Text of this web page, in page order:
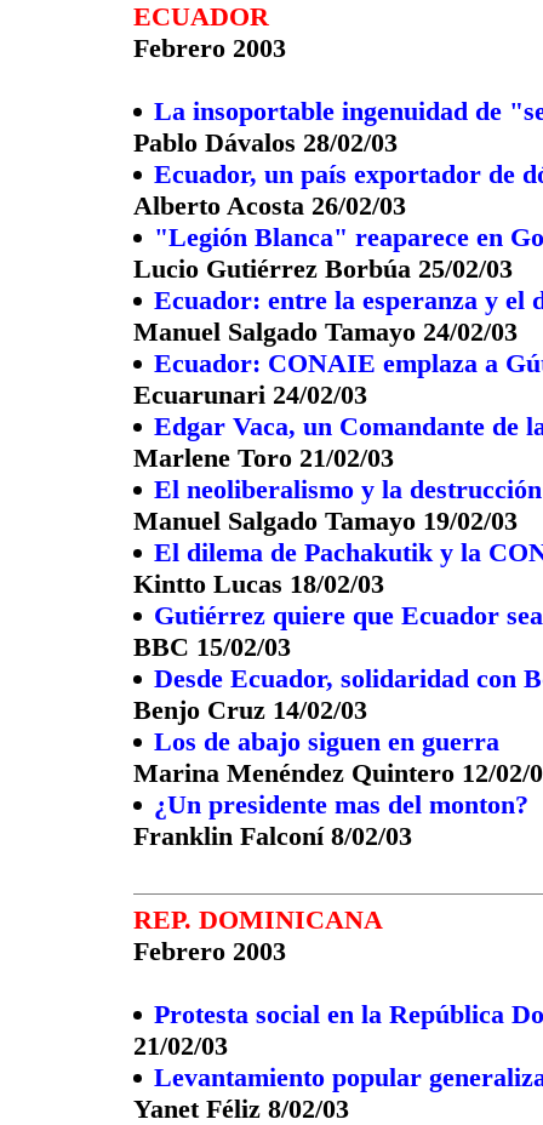
ECUADOR
Febrero 2003
La insoportable ingenuidad de
Pablo Dávalos 28/02/03
Ecuador, un país exportador de
Alberto Acosta 26/02/03
"Legión Blanca" reaparece en
Lucio Gutiérrez Borbúa 25/02/03
Ecuador: entre la esperanza y el
Manuel Salgado Tamayo 24/02/03
Ecuador: CONAIE emplaza a
Ecuarunari 24/02/03
Edgar Vaca, un Comandante de
Marlene Toro 21/02/03
El neoliberalismo y la
Manuel Salgado Tamayo 19/02/03
El dilema de Pachakutik y la
Kintto Lucas 18/02/03
Gutiérrez quiere que Ecuador
BBC 15/02/03
Desde Ecuador, solidaridad con
Benjo Cruz 14/02/03
Los de abajo siguen en guerra
Marina Menéndez Quintero 12/02/
¿Un presidente mas del monton?
Franklin Falconí 8/02/03
REP. DOMINICANA
Febrero 2003
Protesta social en la República
21/02/03
Levantamiento popular
Yanet Féliz 8/02/03